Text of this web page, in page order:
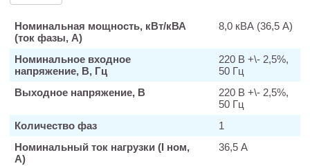
Номинальная мощность, кВт/кВА
(ток фазы, А)
8,0 кВА (36,5 А)
Номинальное входное
напряжение, В, Гц
220 В +\- 2,5%,
50 Гц
Выходное напряжение, В
220 В +\- 2,5%,
50 Гц
Количество фаз
1
Номинальный ток нагрузки (I ном,
А)
36,5 А